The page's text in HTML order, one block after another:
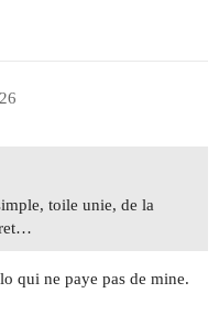
toile unie, de la
qui ne paye pas de mine.